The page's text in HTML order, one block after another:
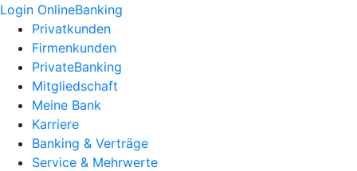
Login OnlineBanking
Privatkunden
Firmenkunden
PrivateBanking
Mitgliedschaft
Meine Bank
Karriere
Banking & Verträge
Service & Mehrwerte